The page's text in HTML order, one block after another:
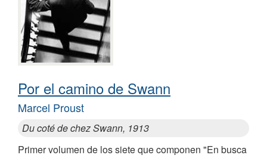
Por el camino de Swann
Marcel Proust
Du coté de chez Swann, 1913
Primer volumen de los siete que componen "En busca